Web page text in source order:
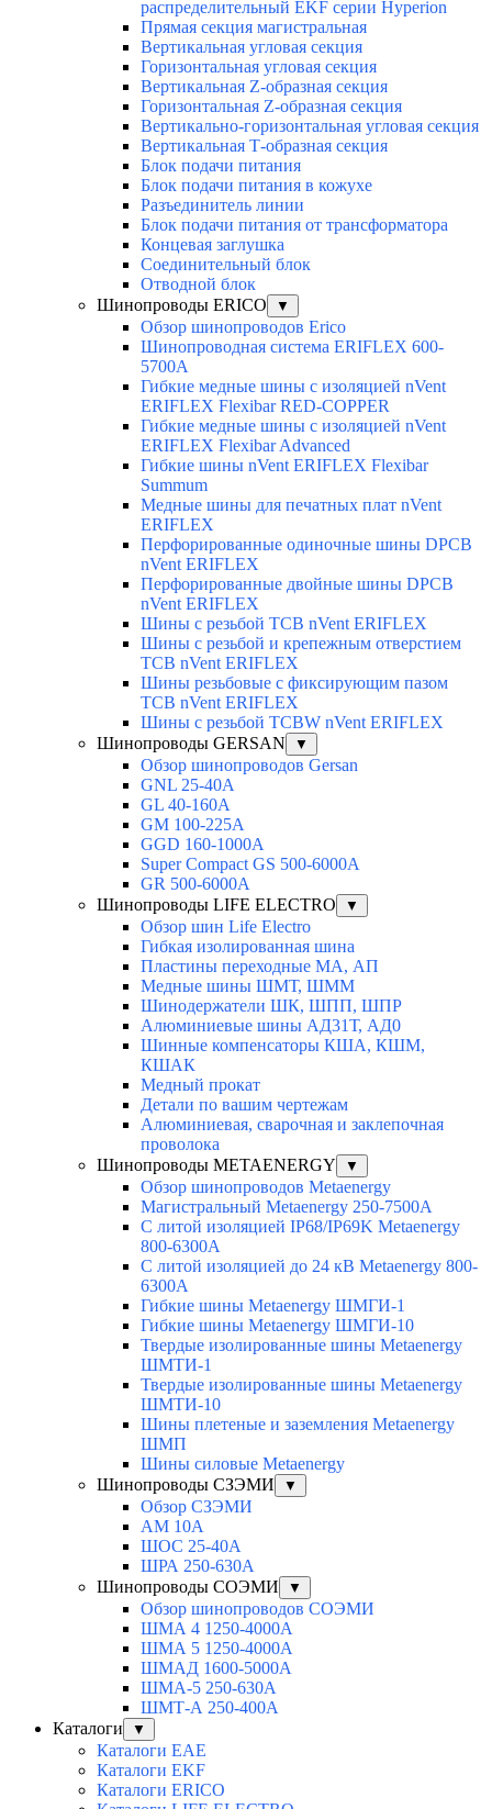
распределительный EKF серии Hyperion
Прямая секция магистральная
Вертикальная угловая секция
Горизонтальная угловая секция
Вертикальная Z-образная секция
Горизонтальная Z-образная секция
Вертикально-горизонтальная угловая секция
Вертикальная Т-образная секция
Блок подачи питания
Блок подачи питания в кожухе
Разъединитель линии
Блок подачи питания от трансформатора
Концевая заглушка
Соединительный блок
Отводной блок
Шинопроводы ERICO
▼
Обзор шинопроводов Erico
Шинопроводная система ERIFLEX 600-
5700A
Гибкие медные шины с изоляцией nVent
ERIFLEX Flexibar RED-COPPER
Гибкие медные шины с изоляцией nVent
ERIFLEX Flexibar Advanced
Гибкие шины nVent ERIFLEX Flexibar
Summum
Медные шины для печатных плат nVent
ERIFLEX
Перфорированные одиночные шины DPCB
nVent ERIFLEX
Перфорированные двойные шины DPCB
nVent ERIFLEX
Шины с резьбой TCB nVent ERIFLEX
Шины с резьбой и крепежным отверстием
TCB nVent ERIFLEX
Шины резьбовые с фиксирующим пазом
TCB nVent ERIFLEX
Шины с резьбой TCBW nVent ERIFLEX
Шинопроводы GERSAN
▼
Обзор шинопроводов Gersan
GNL 25-40A
GL 40-160A
GM 100-225A
GGD 160-1000A
Super Compact GS 500-6000A
GR 500-6000A
Шинопроводы LIFE ELECTRO
▼
Обзор шин Life Electro
Гибкая изолированная шина
Пластины переходные МА, АП
Медные шины ШМТ, ШММ
Шинодержатели ШК, ШПП, ШПР
Алюминиевые шины АД31Т, АД0
Шинные компенсаторы КША, КШМ,
КШАК
Медный прокат
Детали по вашим чертежам
Алюминиевая, cварочная и заклепочная
проволока
Шинопроводы METAENERGY
▼
Обзор шинопроводов Metaenergy
Магистральный Metaenergy 250-7500A
С литой изоляцией IP68/IP69K Metaenergy
800-6300A
С литой изоляцией до 24 кВ Metaenergy 800-
6300A
Гибкие шины Metaenergy ШМГИ-1
Гибкие шины Metaenergy ШМГИ-10
Твердые изолированные шины Metaenergy
ШМТИ-1
Твердые изолированные шины Metaenergy
ШМТИ-10
Шины плетеные и заземления Metaenergy
ШМП
Шины силовые Metaenergy
Шинопроводы СЗЭМИ
▼
Обзор СЗЭМИ
АМ 10А
ШОС 25-40А
ШРА 250-630А
Шинопроводы СОЭМИ
▼
Обзор шинопроводов СОЭМИ
ШМА 4 1250-4000А
ШМА 5 1250-4000А
ШМАД 1600-5000А
ШМА-5 250-630А
ШМТ-А 250-400А
Каталоги
▼
Каталоги EAE
Каталоги EKF
Каталоги ERICO